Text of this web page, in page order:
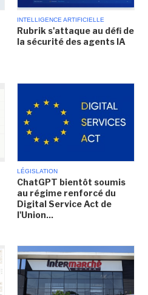
INTELLIGENCE ARTIFICIELLE
Rubrik s'attaque au défi de
la sécurité des agents IA
LÉGISLATION
ChatGPT bientôt soumis
au régime renforcé du
Digital Service Act de
l'Union...